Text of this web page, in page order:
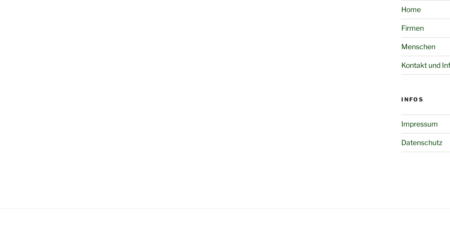
Home
Firmen
Menschen
Kontakt und
INFOS
Impressum
Datenschutz